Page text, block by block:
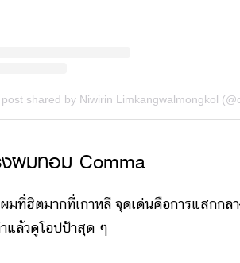
post shared by Niwirin Limkangwalmongkol
ผมทอม Comma
มากที่เกาหลี จุดเด่นคือการแสกกลาง
แล้วดูโอปป้าสุด ๆ